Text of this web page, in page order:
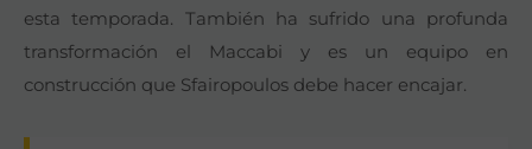
esta temporada. También ha sufrido una profunda
transformación el Maccabi y es un equipo en
construcción que Sfairopoulos debe hacer encajar.